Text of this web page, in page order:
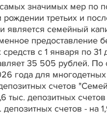
значимых мер по
рождении третьих и
является семейный
предоставление
с 1 января по 31
35 505 рублей. По
года для
счетов
тыс. депозитных
депозитных счетов - на